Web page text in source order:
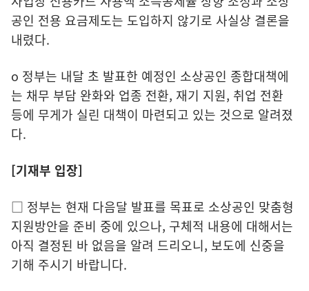
공인 전용 요금제도는 도입하지 않기로 사실상 결론을
내렸다.
o 정부는 내달 초 발표한 예정인 소상공인 종합대책에
는 채무 부담 완화와 업종 전환, 재기 지원, 취업 전환
등에 무게가 실린 대책이 마련되고 있는 것으로 알려졌
다.
[기재부 입장]
□ 정부는 현재 다음달 발표를 목표로 소상공인 맞춤형
지원방안을 준비 중에 있으나, 구체적 내용에 대해서는
아직 결정된 바 없음을 알려 드리오니, 보도에 신중을
기해 주시기 바랍니다.